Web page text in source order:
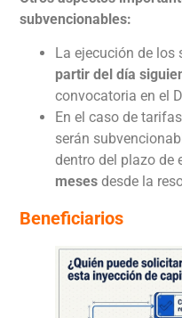
subvencionables:
La ejecución de los
partir del día
convocatoria en el
En el caso de
serán
dentro del plazo de
meses desde la
Beneficiarios